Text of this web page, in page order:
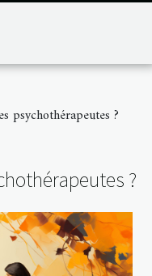
psychothérapeutes ?
?